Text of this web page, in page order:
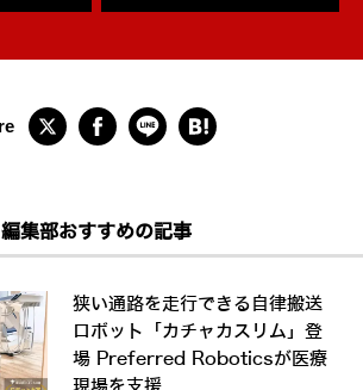
編集部おすすめの記事
狭い通路を走行できる自律搬送
ロボット「カチャカスリム」登
場 Preferred Roboticsが医療